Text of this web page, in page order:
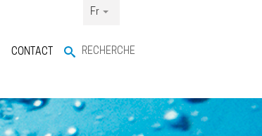
Fr
RECHERCHE
CONTACT